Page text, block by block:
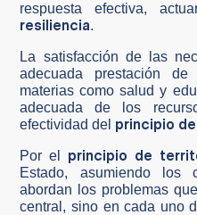
respuesta efectiva,
resiliencia.
La satisfacción de las
adecuada prestación
materias como salud y
adecuada de los
efectividad del principio
Por el principio de
Estado, asumiendo los
abordan los problemas
central, sino en cada uno